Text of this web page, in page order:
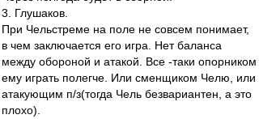
3. Глушаков.
При Чельстреме на поле не совсем понимает,
в чем заключается его игра. Нет баланса
между обороной и атакой. Все -таки опорником
ему играть полегче. Или сменщиком Челю, или
атакующим п/з(тогда Чель безвариантен, а это
плохо).